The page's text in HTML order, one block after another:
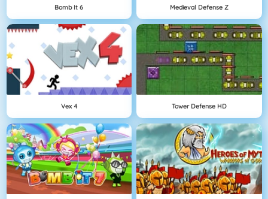
Bomb It 6 Medieval Defense Z
Vex 4 Tower Defense HD